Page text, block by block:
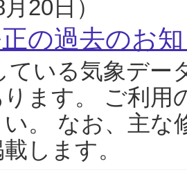
20日）
の過去のお
いる気象デー
ます。 ご利用
。 なお、主な
します。